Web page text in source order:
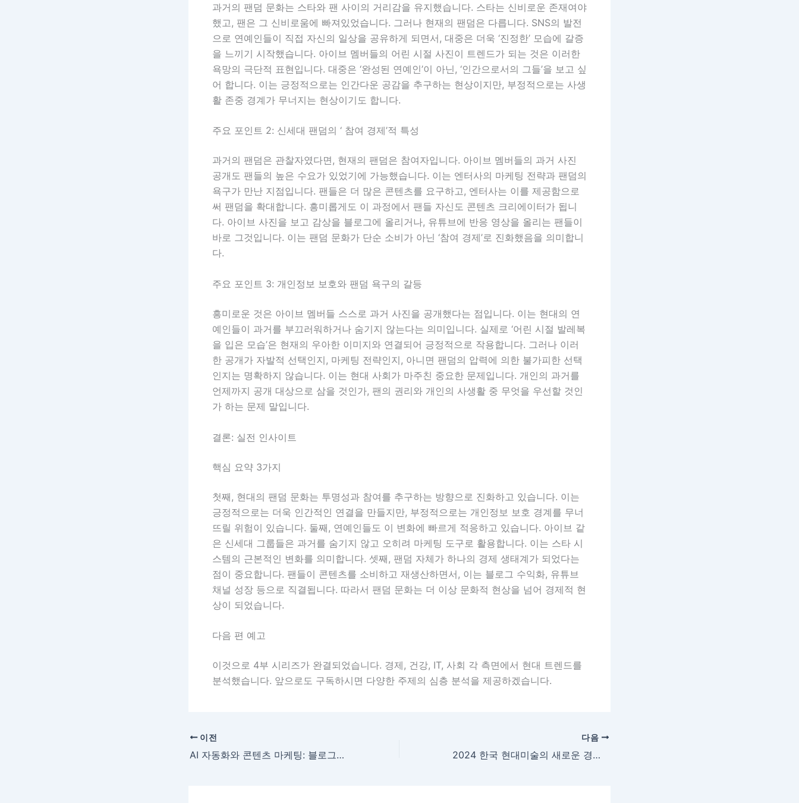
과거의 팬덤 문화는 스타와 팬 사이의 거리감을 유지했습니다. 스타는 신비로운 존재여야
했고, 팬은 그 신비로움에 빠져있었습니다. 그러나 현재의 팬덤은 다릅니다. SNS의 발전
으로 연예인들이 직접 자신의 일상을 공유하게 되면서, 대중은 더욱 ‘진정한’ 모습에 갈증
을 느끼기 시작했습니다. 아이브 멤버들의 어린 시절 사진이 트렌드가 되는 것은 이러한
욕망의 극단적 표현입니다. 대중은 ‘완성된 연예인’이 아닌, ‘인간으로서의 그들’을 보고 싶
어 합니다. 이는 긍정적으로는 인간다운 공감을 추구하는 현상이지만, 부정적으로는 사생
활 존중 경계가 무너지는 현상이기도 합니다.
주요 포인트 2: 신세대 팬덤의 ‘ 참여 경제’적 특성
과거의 팬덤은 관찰자였다면, 현재의 팬덤은 참여자입니다. 아이브 멤버들의 과거 사진
공개도 팬들의 높은 수요가 있었기에 가능했습니다. 이는 엔터사의 마케팅 전략과 팬덤의
욕구가 만난 지점입니다. 팬들은 더 많은 콘텐츠를 요구하고, 엔터사는 이를 제공함으로
써 팬덤을 확대합니다. 흥미롭게도 이 과정에서 팬들 자신도 콘텐츠 크리에이터가 됩니
다. 아이브 사진을 보고 감상을 블로그에 올리거나, 유튜브에 반응 영상을 올리는 팬들이
바로 그것입니다. 이는 팬덤 문화가 단순 소비가 아닌 ‘참여 경제’로 진화했음을 의미합니
다.
주요 포인트 3: 개인정보 보호와 팬덤 욕구의 갈등
흥미로운 것은 아이브 멤버들 스스로 과거 사진을 공개했다는 점입니다. 이는 현대의 연
예인들이 과거를 부끄러워하거나 숨기지 않는다는 의미입니다. 실제로 ‘어린 시절 발레복
을 입은 모습’은 현재의 우아한 이미지와 연결되어 긍정적으로 작용합니다. 그러나 이러
한 공개가 자발적 선택인지, 마케팅 전략인지, 아니면 팬덤의 압력에 의한 불가피한 선택
인지는 명확하지 않습니다. 이는 현대 사회가 마주친 중요한 문제입니다. 개인의 과거를
언제까지 공개 대상으로 삼을 것인가, 팬의 권리와 개인의 사생활 중 무엇을 우선할 것인
가 하는 문제 말입니다.
결론: 실전 인사이트
핵심 요약 3가지
첫째, 현대의 팬덤 문화는 투명성과 참여를 추구하는 방향으로 진화하고 있습니다. 이는
긍정적으로는 더욱 인간적인 연결을 만들지만, 부정적으로는 개인정보 보호 경계를 무너
뜨릴 위험이 있습니다. 둘째, 연예인들도 이 변화에 빠르게 적응하고 있습니다. 아이브 같
은 신세대 그룹들은 과거를 숨기지 않고 오히려 마케팅 도구로 활용합니다. 이는 스타 시
스템의 근본적인 변화를 의미합니다. 셋째, 팬덤 자체가 하나의 경제 생태계가 되었다는
점이 중요합니다. 팬들이 콘텐츠를 소비하고 재생산하면서, 이는 블로그 수익화, 유튜브
채널 성장 등으로 직결됩니다. 따라서 팬덤 문화는 더 이상 문화적 현상을 넘어 경제적 현
상이 되었습니다.
다음 편 예고
이것으로 4부 시리즈가 완결되었습니다. 경제, 건강, IT, 사회 각 측면에서 현대 트렌드를
분석했습니다. 앞으로도 구독하시면 다양한 주제의 심층 분석을 제공하겠습니다.
이전
AI 자동화와 콘텐츠 마케팅: 블로그 운영의 미래를 결정하는 디지털 기술 분석
다음
2024 한국 현대미술의 새로운 경향: 서울 갤러리 신작 전시 물결